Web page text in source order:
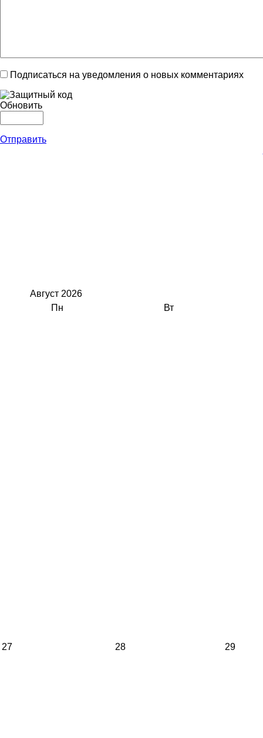
Подписаться на уведомления о новых комментариях
Обновить
Отправить
Август 2026
Пн
Вт
27 28 29